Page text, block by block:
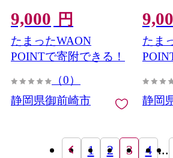
9,000 円
たまったWAON
POINTで寄附できる！
（0）
静岡県御前崎市
たま
静岡
1 2 3 4 ...